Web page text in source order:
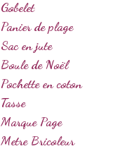
Gobelet
Panier de plage
Sac en jute
Boule de Noël
Pochette en coton
Tasse
Marque Page
Metre Bricoleur